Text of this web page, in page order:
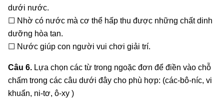
dưới nước.
☐ Nhờ có nước mà cơ thể hấp thu được những chất dinh
dưỡng hòa tan.
☐ Nước giúp con người vui chơi giải trí.
Câu 6. Lựa chọn các từ trong ngoặc đơn để điền vào chỗ
chấm trong các câu dưới đây cho phù hợp: (các-bô-níc, vi
khuẩn, ni-tơ, ô-xy )